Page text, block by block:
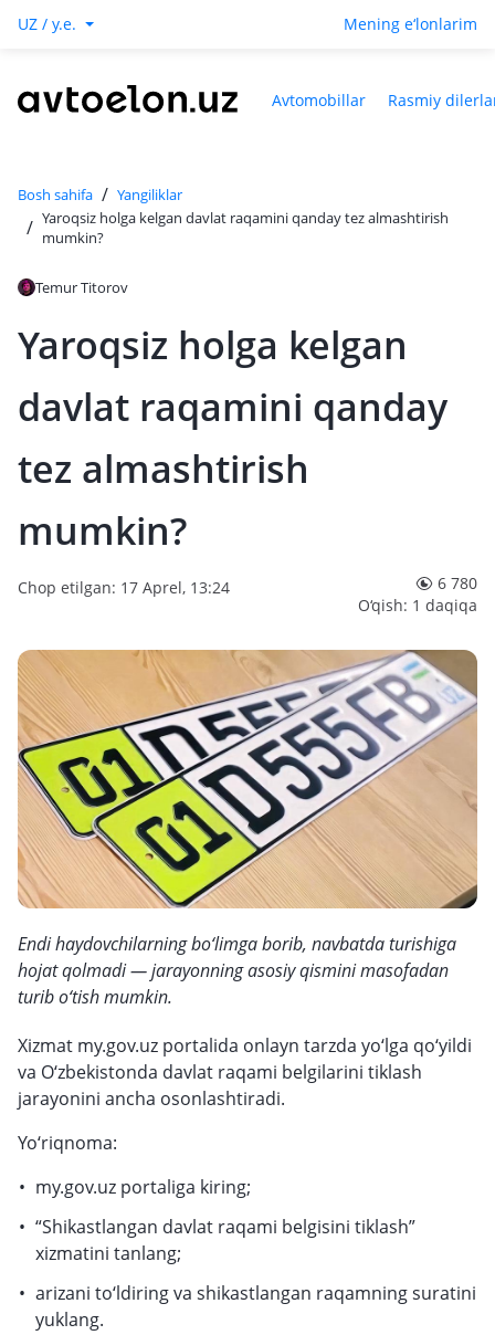
UZ / y.e. Mening e‘lonlarim
Avtomobillar Rasmiy
Bosh sahifa / Yangiliklar
/ Yaroqsiz holga kelgan davlat raqamini qanday tez almashtirish
mumkin?
Temur Titorov
Yaroqsiz holga kelgan
davlat raqamini qanday
tez almashtirish
mumkin?
Chop etilgan: 17 Aprel, 13:24
6 780
O‘qish: 1 daqiqa
Endi haydovchilarning bo‘limga borib, navbatda turishiga
hojat qolmadi — jarayonning asosiy qismini masofadan
turib o‘tish mumkin.
Xizmat my.gov.uz portalida onlayn tarzda yo‘lga qo‘yildi
va O‘zbekistonda davlat raqami belgilarini tiklash
jarayonini ancha osonlashtiradi.
Yo‘riqnoma:
my.gov.uz portaliga kiring;
“Shikastlangan davlat raqami belgisini tiklash”
xizmatini tanlang;
arizani to‘ldiring va shikastlangan raqamning suratini
yuklang.